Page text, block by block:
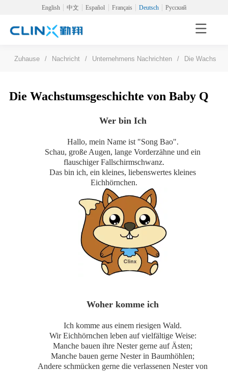
English 中文 Español Français Deutsch Русский
Zuhause / Nachricht / Unternehmens Nachrichten / Die
Die Wachstumsgeschichte von Baby Q